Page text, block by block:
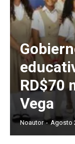
RD$70
Vega
Noautor - Agosto